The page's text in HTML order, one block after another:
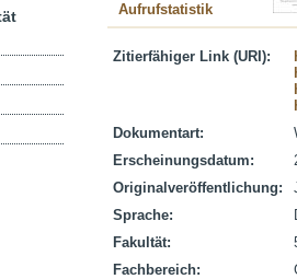
Aufrufstatistik
Zitierfähiger Link (URI):
Dokumentart:
Erscheinungsdatum:
Originalveröffentlichung:
Sprache:
Fakultät:
Fachbereich: